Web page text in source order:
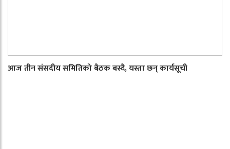
आज तीन संसदीय समितिको बैठक बस्दै, यस्ता छन् कार्यसूची